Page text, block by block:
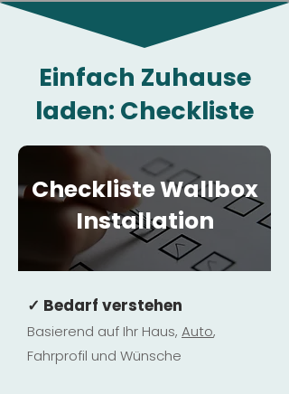
Einfach Zuhause
laden: Checkliste
Checkliste Wallbox
Installation
✓ Bedarf verstehen
Basierend auf Ihr Haus, Auto,
Fahrprofil und Wünsche